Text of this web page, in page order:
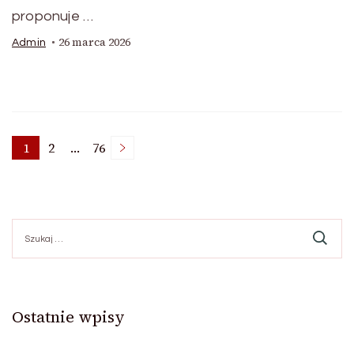
proponuje …
Admin 26 marca 2026
Stronicowanie
wpisów
Strona
1 Strona
2 … Strona
76
Ostatnie wpisy